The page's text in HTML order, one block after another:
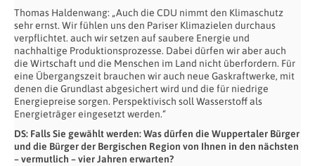
Thomas Haldenwang: „Auch die CDU nimmt den Klimaschutz
sehr ernst. Wir fühlen uns den Pariser Klimazielen durchaus
verpflichtet. auch wir setzen auf saubere Energie und
nachhaltige Produktionsprozesse. Dabei dürfen wir aber auch
die Wirtschaft und die Menschen im Land nicht überfordern. Für
eine Übergangszeit brauchen wir auch neue Gaskraftwerke, mit
denen die Grundlast abgesichert wird und die für niedrige
Energiepreise sorgen. Perspektivisch soll Wasserstoff als
Energieträger eingesetzt werden.“
DS: Falls Sie gewählt werden: Was dürfen die Wuppertaler Bürger
und die Bürger der Bergischen Region von Ihnen in den nächsten
– vermutlich – vier Jahren erwarten?